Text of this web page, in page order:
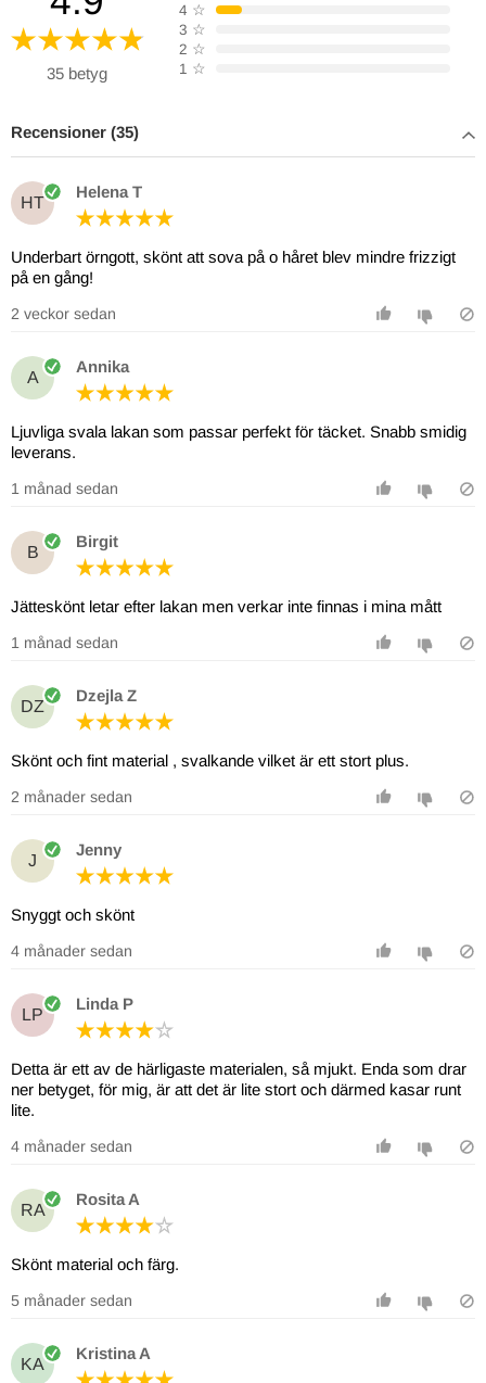
35 betyg
4 ☆
3 ☆
2 ☆
1 ☆
Recensioner (35)
HT
Helena T
Underbart örngott, skönt att sova på o håret blev mindre frizzigt
på en gång!
2 veckor sedan
A
Annika
Ljuvliga svala lakan som passar perfekt för täcket. Snabb smidig
leverans.
1 månad sedan
B
Birgit
Jätteskönt letar efter lakan men verkar inte finnas i mina mått
1 månad sedan
DZ
Dzejla Z
Skönt och fint material , svalkande vilket är ett stort plus.
2 månader sedan
J
Jenny
Snyggt och skönt
4 månader sedan
LP
Linda P
Detta är ett av de härligaste materialen, så mjukt. Enda som drar
ner betyget, för mig, är att det är lite stort och därmed kasar runt
lite.
4 månader sedan
RA
Rosita A
Skönt material och färg.
5 månader sedan
KA
Kristina A